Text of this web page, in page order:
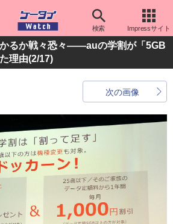
検索 Impressサイト
るか戦々恐々――auの学割が「5GB
理由(2/17)
次の画像